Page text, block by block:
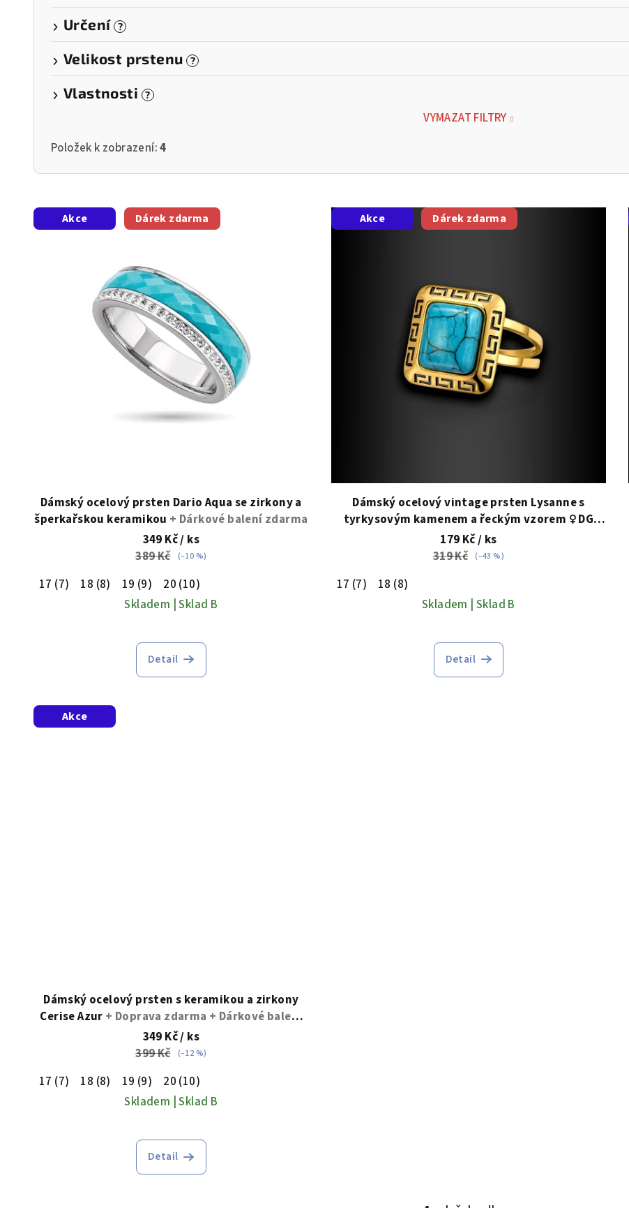
Určení ?
Velikost prstenu ?
Vlastnosti ?
VYMAZAT FILTRY
Položek k zobrazení:4
V
ý
t
ů
Akce Dárek zdarma
Dámský ocelový prsten Dario Aqua se zirkony a
šperkařskou keramikou + Dárkové balení zdarma
349 Kč/ ks
389 Kč
(–10 %)
17 (7) 18 (8) 19 (9)
20 (10)
Skladem | Sklad B
Detail
Akce Dárek zdarma
Dámský ocelový vintage prsten Lysanne s
tyrkysovým kamenem a řeckým vzorem ♀️ DG
Šperky
179 Kč/ ks
319 Kč (–43 %)
17 (7)
18 (8)
Skladem | Sklad B
Detail
Akce
Dámský ocelový prsten s keramikou a zirkony
Cerise Azur + Doprava zdarma + Dárkové balení
zdarma
349 Kč/ ks
399 Kč
(–12 %)
17 (7) 18 (8) 19 (9)
20 (10)
Skladem | Sklad B
Detail